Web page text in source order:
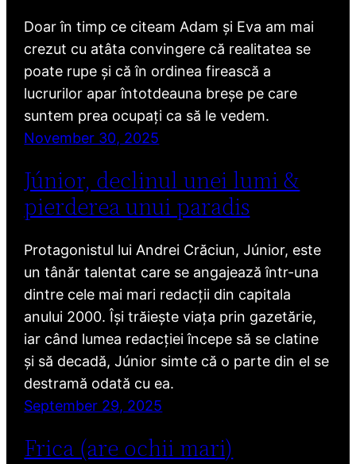
Doar în timp ce citeam Adam și Eva am mai
crezut cu atâta convingere că realitatea se
poate rupe și că în ordinea firească a
lucrurilor apar întotdeauna breșe pe care
suntem prea ocupați ca să le vedem.
November 30, 2025
Júnior, declinul unei lumi &
pierderea unui paradis
Protagonistul lui Andrei Crăciun, Júnior, este
un tânăr talentat care se angajează într-una
dintre cele mai mari redacții din capitala
anului 2000. Își trăiește viața prin gazetărie,
iar când lumea redacției începe să se clatine
și să decadă, Júnior simte că o parte din el se
destramă odată cu ea.
September 29, 2025
Frica (are ochii mari)